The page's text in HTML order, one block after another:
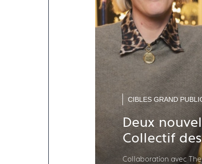
CIBLES GRAND
Deux
Collectif
Collaboration avec